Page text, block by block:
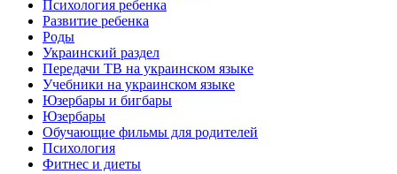
Психология ребенка
Развитие ребенка
Роды
Украинский раздел
Передачи ТВ на украинском языке
Учебники на украинском языке
Юзербары и бигбары
Юзербары
Обучающие фильмы для родителей
Психология
Фитнес и диеты